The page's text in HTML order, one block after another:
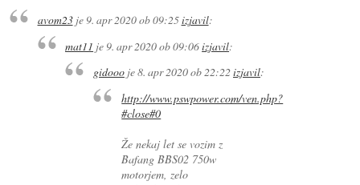
avom23je9. apr 2020 ob 09:25izjavil:
mat11 je 9. apr 2020 ob 09:06izjavil:
gidoooje8. apr 2020 ob 22:22izjavil:
http://www.pswpower.com/ven.php?
#close#0
Že nekaj let se vozim z
Bafang BBS02 750w
motorjem, zelo